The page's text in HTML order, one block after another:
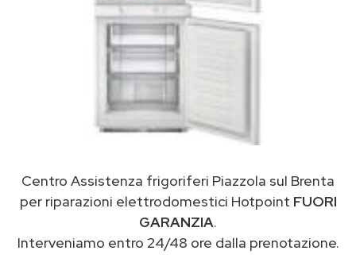
Centro Assistenza frigoriferi Piazzola sul Brenta
per riparazioni elettrodomestici Hotpoint FUORI
GARANZIA.
Interveniamo entro 24/48 ore dalla prenotazione.